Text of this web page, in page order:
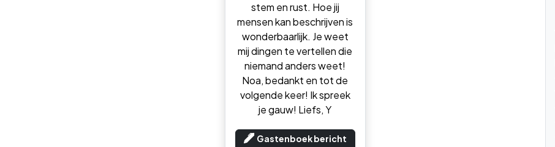
stem en rust. Hoe jij
mensen kan beschrijven is
wonderbaarlijk. Je weet
mij dingen te vertellen die
niemand anders weet!
Noa, bedankt en tot de
volgende keer! Ik spreek
je gauw! Liefs, Y
Gastenboek bericht